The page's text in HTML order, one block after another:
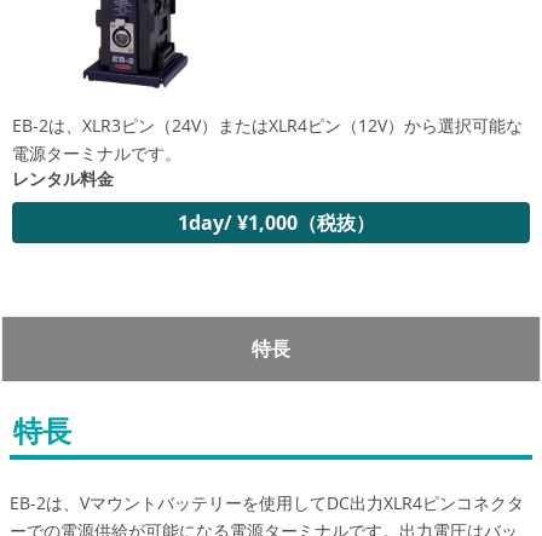
EB-2は、XLR3ピン（24V）またはXLR4ピン（12V）から選択可能な
電源ターミナルです。
レンタル料金
1day/ ¥1,000（税抜）
特長
特長
EB-2は、Vマウントバッテリーを使用してDC出力XLR4ピンコネクタ
ーでの電源供給が可能になる電源ターミナルです。出力電圧はバッ